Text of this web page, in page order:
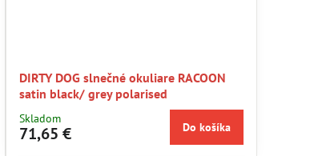
DIRTY DOG slnečné okuliare RACOON
satin black/ grey polarised
Skladom
71,65 € Do košíka